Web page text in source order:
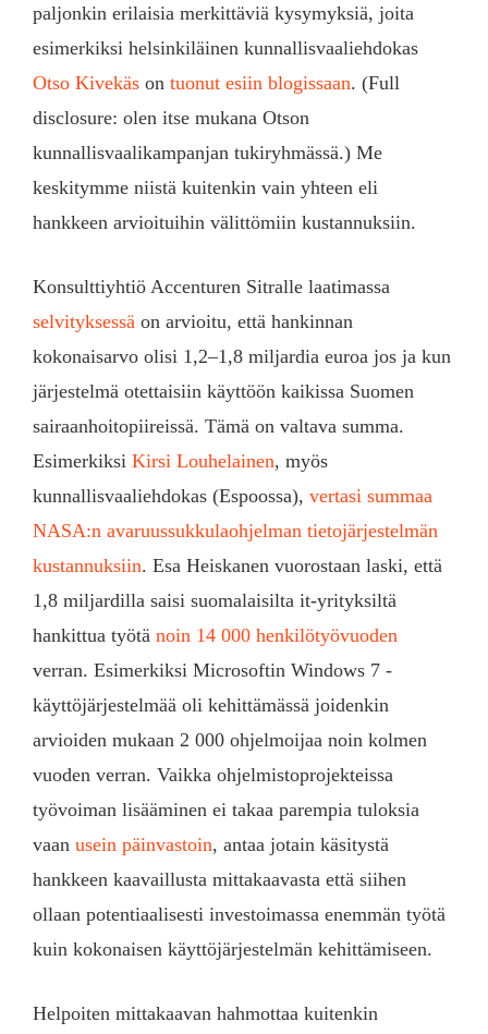
paljonkin erilaisia merkittäviä kysymyksiä, joita
esimerkiksi helsinkiläinen kunnallisvaaliehdokas
Otso Kivekäs on tuonut esiin blogissaan. (Full
disclosure: olen itse mukana Otson
kunnallisvaalikampanjan tukiryhmässä.) Me
keskitymme niistä kuitenkin vain yhteen eli
hankkeen arvioituihin välittömiin kustannuksiin.
Konsulttiyhtiö Accenturen Sitralle laatimassa
selvityksessä on arvioitu, että hankinnan
kokonaisarvo olisi 1,2–1,8 miljardia euroa jos ja kun
järjestelmä otettaisiin käyttöön kaikissa Suomen
sairaanhoitopiireissä. Tämä on valtava summa.
Esimerkiksi Kirsi Louhelainen, myös
kunnallisvaaliehdokas (Espoossa), vertasi summaa
NASA:n avaruussukkulaohjelman tietojärjestelmän
kustannuksiin. Esa Heiskanen vuorostaan laski, että
1,8 miljardilla saisi suomalaisilta it-yrityksiltä
hankittua työtä noin 14 000 henkilötyövuoden
verran. Esimerkiksi Microsoftin Windows 7 -
käyttöjärjestelmää oli kehittämässä joidenkin
arvioiden mukaan 2 000 ohjelmoijaa noin kolmen
vuoden verran. Vaikka ohjelmistoprojekteissa
työvoiman lisääminen ei takaa parempia tuloksia
vaan usein päinvastoin, antaa jotain käsitystä
hankkeen kaavaillusta mittakaavasta että siihen
ollaan potentiaalisesti investoimassa enemmän työtä
kuin kokonaisen käyttöjärjestelmän kehittämiseen.
Helpoiten mittakaavan hahmottaa kuitenkin